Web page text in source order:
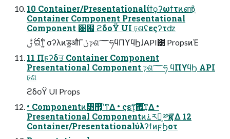
10 Container/Presentationalίϯϙʔωϯτͷൺֱ
Container Component Presentational
Component ੹຿ ϩδοΫ UI ঢ়ଶʢεςʔτʣ
࣋ͭ ݪଇ࣋ͨͳ͍ σʔλͷड͚औΓݩ ঢ়ଶ؅ཧϥΠϒϥϦɺAPI౳ PropsͷΈ
11 Πϝʔδਤ Container Component
Presentational Component ঢ়ଶ؅ཧ ϥΠϒϥϦ API
ঢ়ଶ
ϩδοΫ UI Props
• Componentͷ੹຿͕໌֬ʹͳΔ • ςετ͕͠΍͘͢ͳΔ •
Presentational Componentͷ࠶ར༻͕༰қʹͳΔ 12
Container/PresentationalύλʔϯͷϝϦοτ